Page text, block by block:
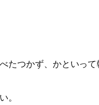
たつかず、かといっ
。